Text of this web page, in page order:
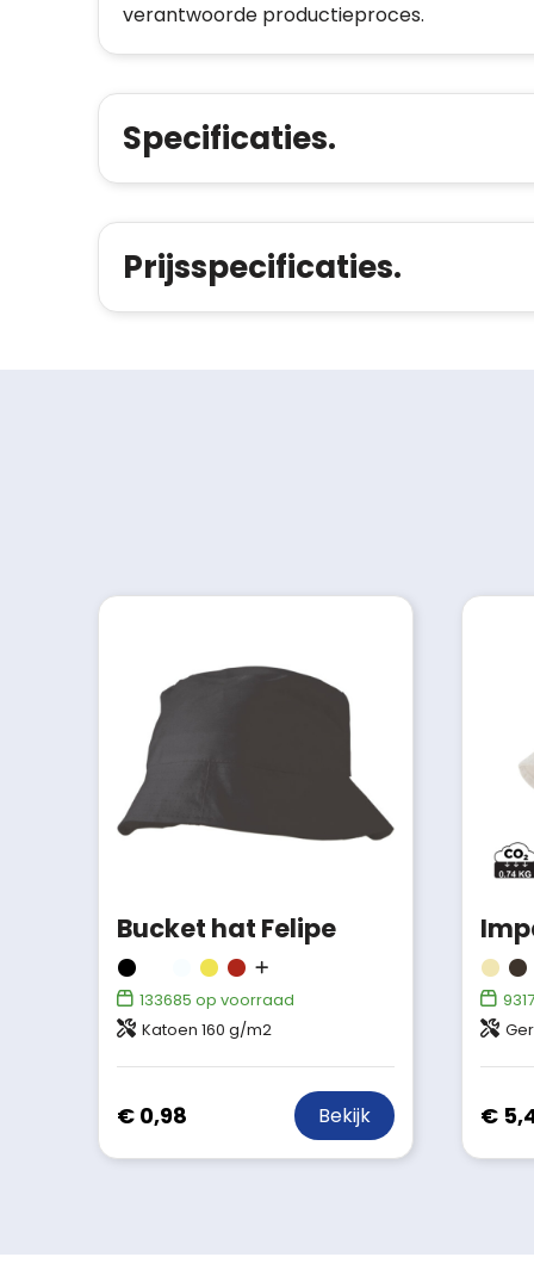
verantwoorde productieproces.
Specificaties.
Prijsspecificaties.
Bucket hat Felipe
133685 op voorraad
Katoen 160 g/m2
€ 0,98 Bekijk
9317
€